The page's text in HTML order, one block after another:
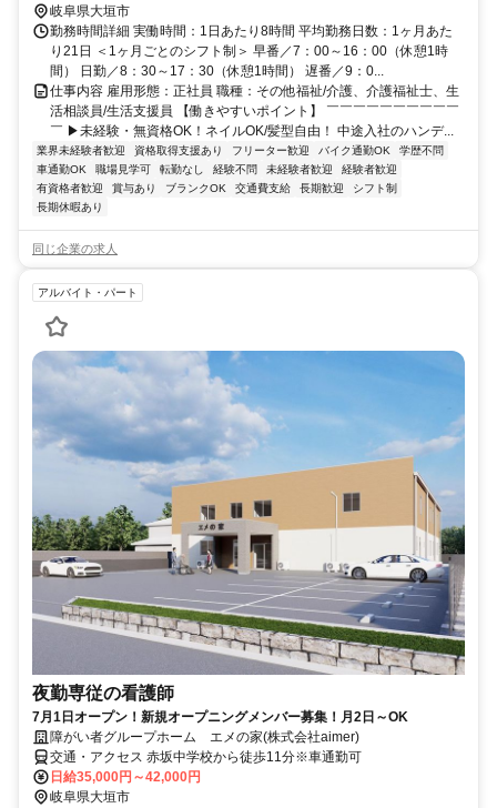
岐阜県大垣市
勤務時間詳細 実働時間：1日あたり8時間 平均勤務日数：1ヶ月あた
り21日 ＜1ヶ月ごとのシフト制＞ 早番／7：00～16：00（休憩1時
間） 日勤／8：30～17：30（休憩1時間） 遅番／9：0...
仕事内容 雇用形態：正社員 職種：その他福祉/介護、介護福祉士、生
活相談員/生活支援員 【働きやすいポイント】 ￣￣￣￣￣￣￣￣￣￣
￣ ▶未経験・無資格OK！ネイルOK/髪型自由！ 中途入社のハンデ...
業界未経験者歓迎 資格取得支援あり フリーター歓迎 バイク通勤OK
学歴不問
車通勤OK
職場見学可 転勤なし 経験不問 未経験者歓迎
経験者歓迎
有資格者歓迎
賞与あり ブランクOK 交通費支給 長期歓迎
シフト制
長期休暇あり
同じ企業の求人
アルバイト・パート
夜勤専従の看護師
7月1日オープン！新規オープニングメンバー募集！月2日～OK
障がい者グループホーム エメの家(株式会社aimer)
交通・アクセス 赤坂中学校から徒歩11分※車通勤可
日給35,000円～42,000円
岐阜県大垣市